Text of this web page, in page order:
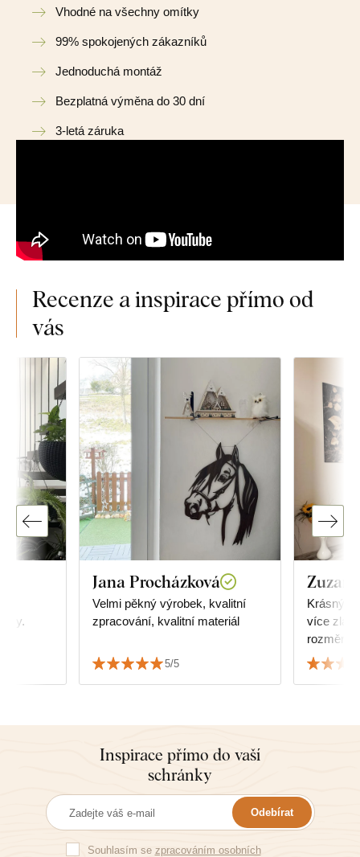
Vhodné na všechny omítky
99% spokojených zákazníků
Jednoduchá montáž
Bezplatná výměna do 30 dní
3-letá záruka
Recenze a inspirace přímo od
vás
Jana Procházková
Velmi pěkný výrobek, kvalitní
zpracování, kvalitní materiál
5/5
Krásný
více
rozměrů,
jakou
dokonale
Inspirace přímo do vaší
schránky
Odebírat
Souhlasím se zpracováním osobních